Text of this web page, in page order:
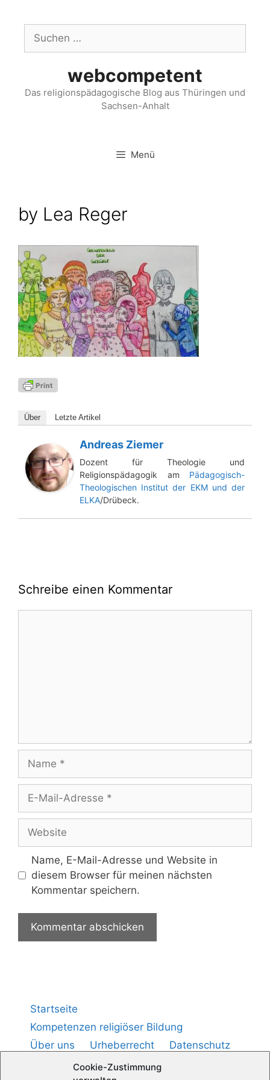
Cookie-Zustimmung
webcompetent
Das religionspädagogische Blog aus Thüringen und
Sachsen-Anhalt
Menü
by Lea Reger
Über Letz­te Artikel
Andreas Ziemer
Dozent für Theologie und
Religionspädagogik am Pädagogisch-
Theologischen Institut der EKM und der
ELKA/Drübeck.
Schreibe einen Kommentar
Name, E-Mail-Adresse und Website in
diesem Browser für meinen nächsten
Kommentar speichern.
Startseite
Kompetenzen religiöser Bildung
Über uns
Urheberrecht
Datenschutz
Impressum
Cookie-Richtlinie (